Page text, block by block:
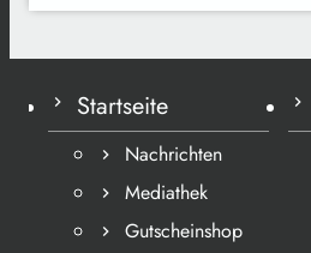
Startseite
Nachrichten
Mediathek
Gutscheinshop